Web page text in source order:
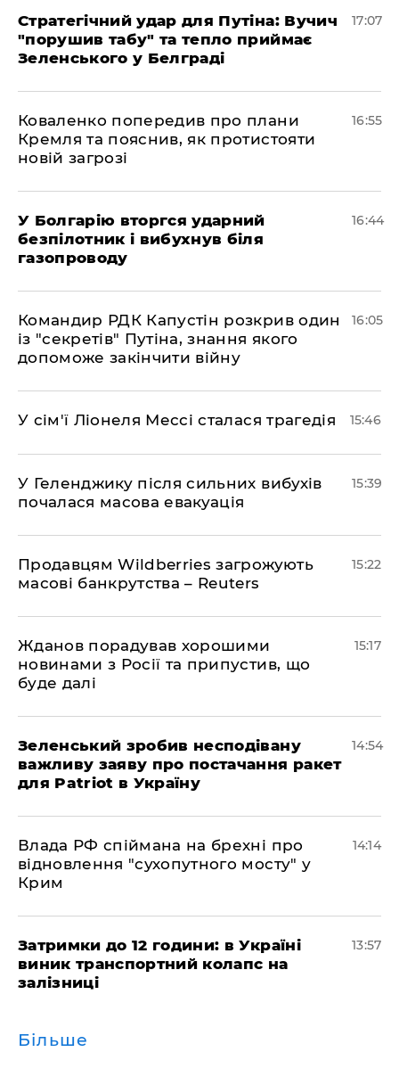
Стратегічний удар для Путіна: Вучич
"порушив табу" та тепло приймає
Зеленського у Белграді
17:07
Коваленко попередив про плани
Кремля та пояснив, як протистояти
новій загрозі
16:55
У Болгарію вторгся ударний
безпілотник і вибухнув біля
газопроводу
16:44
Командир РДК Капустін розкрив один
із "секретів" Путіна, знання якого
допоможе закінчити війну
16:05
У сім'ї Ліонеля Мессі сталася трагедія 15:46
У Геленджику після сильних вибухів
почалася масова евакуація
15:39
Продавцям Wildberries загрожують
масові банкрутства – Reuters
15:22
Жданов порадував хорошими
новинами з Росії та припустив, що
буде далі
15:17
Зеленський зробив несподівану
важливу заяву про постачання ракет
для Patriot в Україну
14:54
Влада РФ спіймана на брехні про
відновлення "сухопутного мосту" у
Крим
14:14
Затримки до 12 години: в Україні
виник транспортний колапс на
залізниці
13:57
Більше